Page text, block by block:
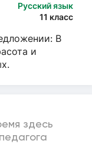
Русский язык
11 класс
В
и
здесь